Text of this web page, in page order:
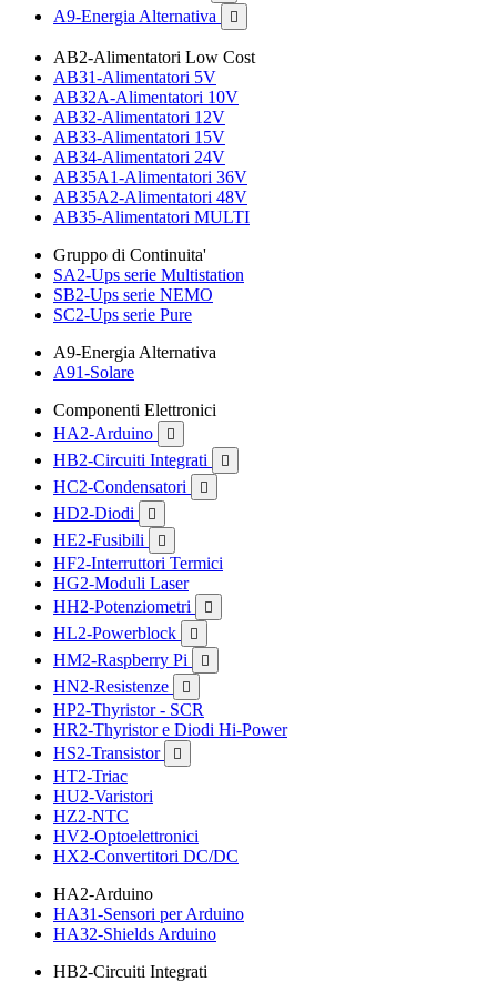
A9-Energia Alternativa 
AB2-Alimentatori Low Cost
AB31-Alimentatori 5V
AB32A-Alimentatori 10V
AB32-Alimentatori 12V
AB33-Alimentatori 15V
AB34-Alimentatori 24V
AB35A1-Alimentatori 36V
AB35A2-Alimentatori 48V
AB35-Alimentatori MULTI
Gruppo di Continuita'
SA2-Ups serie Multistation
SB2-Ups serie NEMO
SC2-Ups serie Pure
A9-Energia Alternativa
A91-Solare
Componenti Elettronici
HA2-Arduino

HB2-Circuiti Integrati 
HC2-Condensatori 
HD2-Diodi 
HE2-Fusibili 
HF2-Interruttori Termici
HG2-Moduli Laser
HH2-Potenziometri

HL2-Powerblock 
HM2-Raspberry Pi 
HN2-Resistenze 
HP2-Thyristor - SCR
HR2-Thyristor e Diodi Hi-Power
HS2-Transistor

HT2-Triac
HU2-Varistori
HZ2-NTC
HV2-Optoelettronici
HX2-Convertitori DC/DC
HA2-Arduino
HA31-Sensori per Arduino
HA32-Shields Arduino
HB2-Circuiti Integrati